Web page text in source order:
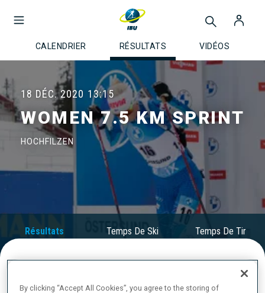
CALENDRIER RÉSULTATS VIDÉOS
18 DÉC. 2020 13:15
WOMEN 7.5 KM SPRINT
HOCHFILZEN
Résultats
Officiels
Temps De Ski Temps De Tir
RÉSULTATS FINAUX
By clicking “Accept All Cookies”, you agree to the storing of